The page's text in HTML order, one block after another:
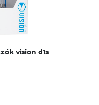
vision d1s